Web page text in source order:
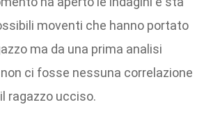
moventi che hanno portato
ma da una prima analisi
ci fosse nessuna correlazione
ragazzo ucciso.